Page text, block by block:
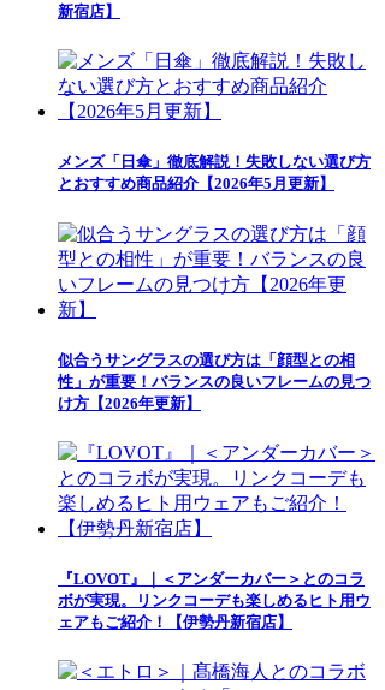
新宿店】
メンズ「日傘」徹底解説！失敗しない選び方
とおすすめ商品紹介【2026年5月更新】
似合うサングラスの選び方は「顔型との相
性」が重要！バランスの良いフレームの見つ
け方【2026年更新】
『LOVOT』｜＜アンダーカバー＞とのコラ
ボが実現。リンクコーデも楽しめるヒト用ウ
ェアもご紹介！【伊勢丹新宿店】